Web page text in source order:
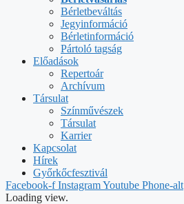
Bérletbeváltás
Jegyinformáció
Bérletinformáció
Pártoló tagság
Előadások
Repertoár
Archívum
Társulat
Színművészek
Társulat
Karrier
Kapcsolat
Hírek
Győrkőcfesztivál
Facebook-f InstagramYoutube Phone-alt
Loading view.